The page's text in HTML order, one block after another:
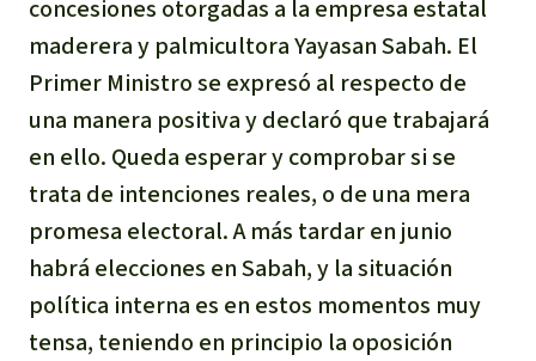
concesiones otorgadas a la empresa estatal
maderera y palmicultora Yayasan Sabah. El
Primer Ministro se expresó al respecto de
una manera positiva y declaró que trabajará
en ello. Queda esperar y comprobar si se
trata de intenciones reales, o de una mera
promesa electoral. A más tardar en junio
habrá elecciones en Sabah, y la situación
política interna es en estos momentos muy
tensa, teniendo en principio la oposición